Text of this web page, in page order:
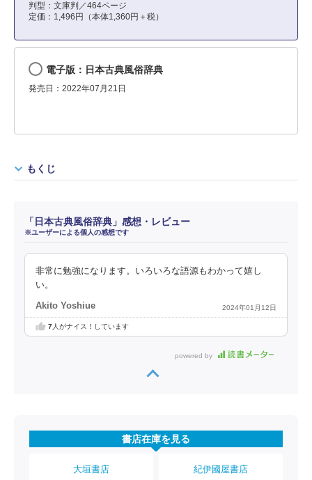
判型：文庫判／464ページ
定価：1,496円（本体1,360円＋税）
電子版：日本古典風俗辞典
発売日：2022年07月21日
もくじ
「日本古典風俗辞典」感想・レビュー
※ユーザーによる個人の感想です
非常に勉強になります。いろいろな語源もわかって嬉し
い。
Akito Yoshiue 2024年01月12日
7人がナイス！しています
powered by
書店在庫を見る
大垣書店 紀伊國屋書店